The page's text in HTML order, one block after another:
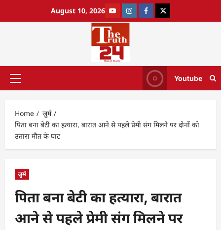
August 10, 2026
Youtube
Home
जुर्म
पिता बना बेटी का हत्यारा, बारात आने से पहले प्रेमी संग मिलने पर दोनों को
उतारा मौत के घाट
जुर्म
पिता बना बेटी का हत्यारा, बारात
आने से पहले प्रेमी संग मिलने पर